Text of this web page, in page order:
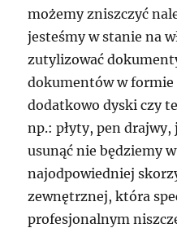
możemy zniszczyć
jesteśmy w stanie na
zutylizować
dokumentów w formie
dodatkowo dyski czy
np.: płyty, pen
usunąć nie będziemy
najodpowiedniej
zewnętrznej, która
profesjonalnym